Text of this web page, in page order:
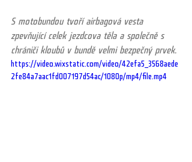
S motobundou tvoří airbagová vesta
zpevňující celek jezdcova těla a společně s
chrániči kloubů v bundě velmi bezpečný prvek.
https://video.wixstatic.com/video/42efa5_3568aede
2fe84a7aac1fd007197d54ac/1080p/mp4/file.mp4